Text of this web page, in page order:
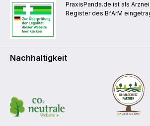
PraxisPanda.de ist als
Register des BfArM
Nachhaltigkeit